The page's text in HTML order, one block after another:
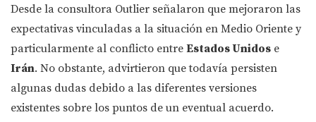
Desde la consultora Outlier señalaron que mejoraron las
expectativas vinculadas a la situación en Medio Oriente y
particularmente al conflicto entre Estados Unidos e
Irán. No obstante, advirtieron que todavía persisten
algunas dudas debido a las diferentes versiones
existentes sobre los puntos de un eventual acuerdo.